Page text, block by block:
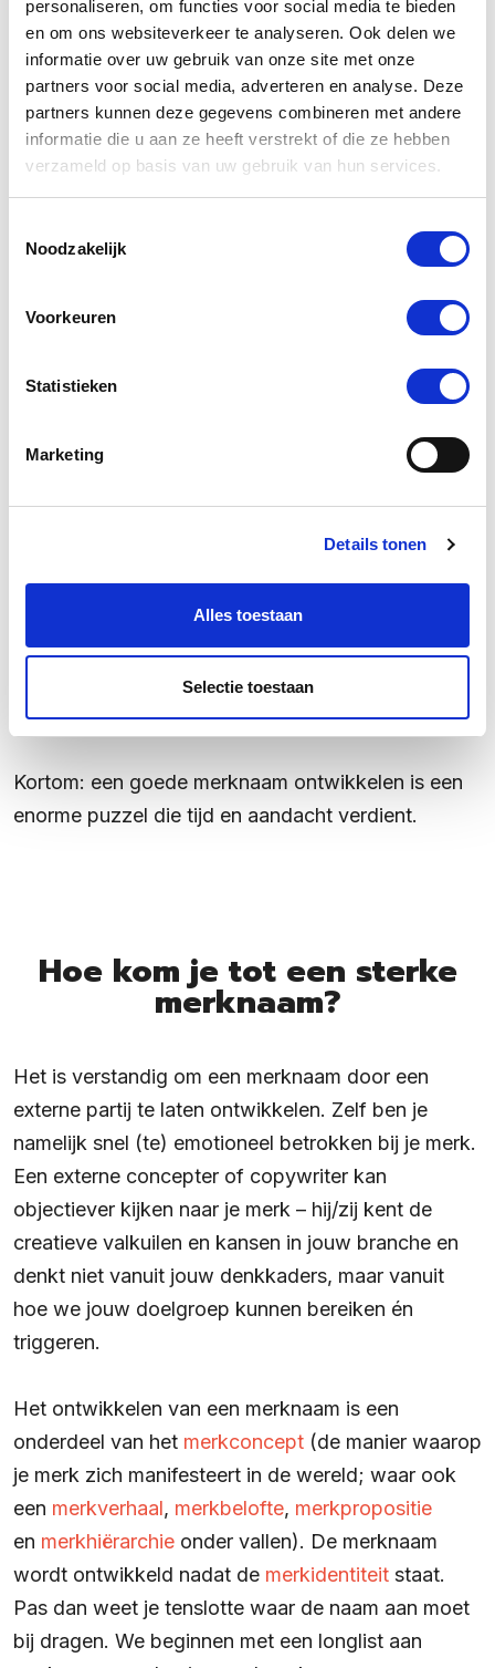
personaliseren, om functies voor social media te bieden
en om ons websiteverkeer te analyseren. Ook delen we
informatie over uw gebruik van onze site met onze
partners voor social media, adverteren en analyse. Deze
partners kunnen deze gegevens combineren met andere
informatie die u aan ze heeft verstrekt of die ze hebben
verzameld op basis van uw gebruik van hun services.
Noodzakelijk
Voorkeuren
Statistieken
Marketing
Details tonen
Alles toestaan
Selectie toestaan
juiste associaties aan de merknaam te koppelen.
Welke merknaam
kies je wanneer?
afhankelijk van allerlei factoren. Denk hierbij onder
De merkhistorie
De branche waarin je merk zich begeeft
van URL’s en de uitspraak in het Engels
Juridische zaken
Kortom: een goede merknaam ontwikkelen is een
enorme puzzel die tijd en aandacht verdient.
Hoe kom je tot een sterke
merknaam?
Het is verstandig om een merknaam door een
externe partij te laten ontwikkelen. Zelf ben je
namelijk snel (te) emotioneel betrokken bij je merk.
Een externe concepter of copywriter kan
objectiever kijken naar je merk – hij/zij kent de
creatieve valkuilen en kansen in jouw branche en
denkt niet vanuit jouw denkkaders, maar vanuit
hoe we jouw doelgroep kunnen bereiken én
triggeren.
Het ontwikkelen van een merknaam is een
onderdeel van het merkconcept (de manier waarop
je merk zich manifesteert in de wereld; waar ook
een merkverhaal, merkbelofte, merkpropositie
en merkhiërarchie onder vallen). De merknaam
wordt ontwikkeld nadat de merkidentiteit staat.
Pas dan weet je tenslotte waar de naam aan moet
bij dragen. We beginnen met een longlist aan